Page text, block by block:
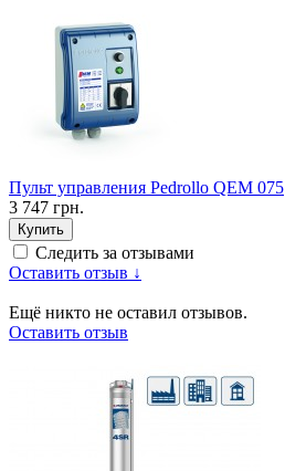
Пульт управления Pedrollo QEM 075
3 747 грн.
Купить
Следить за отзывами
Оставить отзыв ↓
Ещё никто не оставил отзывов.
Оставить отзыв